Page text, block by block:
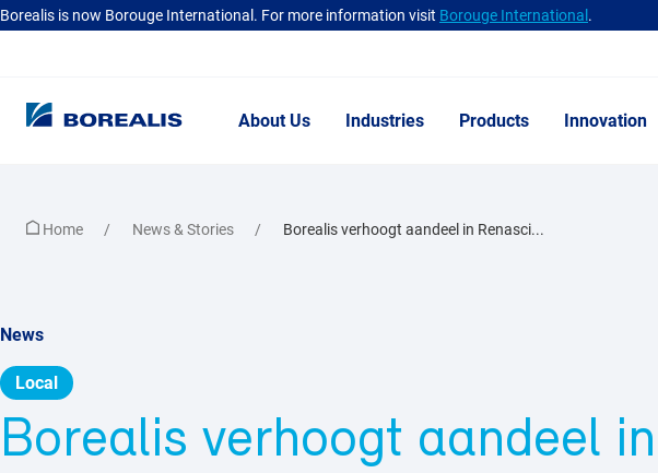
Borealis is now Borouge International. For more information visit Borouge International.
About Us Industries Products Innovation
News
Local
Borealis verhoogt aandeel
Home News & Stories Borealis verhoogt aandeel in Renasci...